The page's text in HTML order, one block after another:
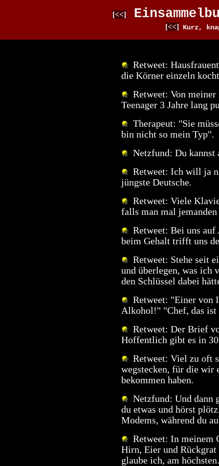
[<<]
[<<] Kurz,
Retweet:
die Körner einzeln
Retweet: Von
Teenager 3 Jahre lang
Therapeut: "Sie
bin nicht so mein Typ".
Netzfund: Du kannst
Retweet: Ich will ja
jüngste Deutsche.
Retweet: Viele
falls man mal
Retweet: Bei uns
beim Gehalt trifft uns
Retweet: Stehe seit
und überlegen, was ich
den Schlüssel dabei
Retweet: "Einer von
Alkohol!" "Chef, das
Retweet: Der Brief
Hoffentlich gibt es in 30
Retweet: Viel zu oft
wegstecken, für die wir
bekommen haben.
Netzfund: Und dann
du etwas und hörst
Modems, während du
Retweet: In meinem
Hirn, Eier und
glaube ich, am